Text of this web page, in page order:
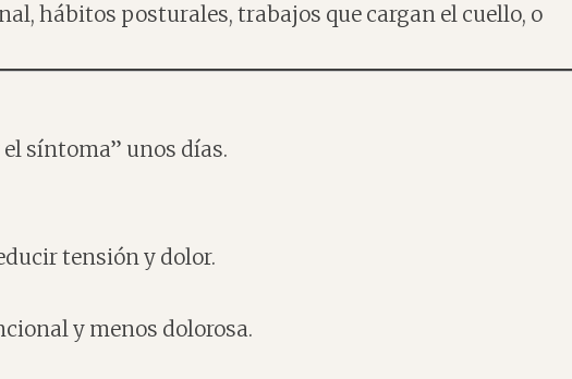
hábitos posturales, trabajos que cargan el cuello, o
el síntoma” unos días.
tensión y dolor.
y menos dolorosa.